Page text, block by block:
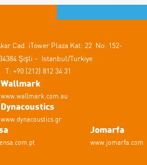
Cad. iTower Plaza Kat: 22 No: 152-
Şişli – Istanbul/Turkiye
T: +90 (212) 812 34 31
Wallmark
www.wallmark.com.au
Dynacoustics
www.dynacoustics.gr
Jomarfa
www.jomarfa.com